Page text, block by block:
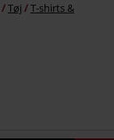
Tøj
T-shirts &